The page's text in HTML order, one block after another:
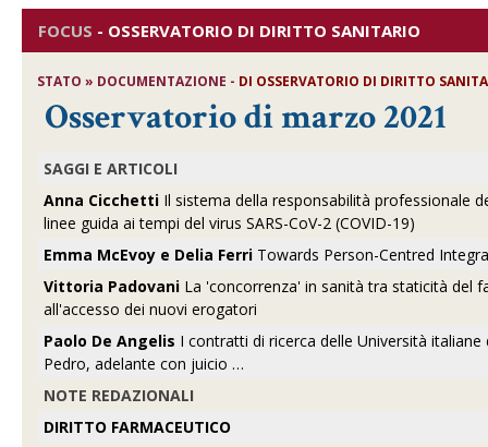
FOCUS - OSSERVATORIO DI DIRITTO SANITARIO
STATO » DOCUMENTAZIONE - DI OSSERVATORIO DI DIRITTO
Osservatorio di marzo 2021
SAGGI E ARTICOLI
Anna CicchettiIl sistema della responsabilità professionale
linee guida ai tempi del virus SARS-CoV-2 (COVID-19)
Emma McEvoy e Delia FerriTowards Person-Centred
Vittoria PadovaniLa 'concorrenza' in sanità tra staticità del
all'accesso dei nuovi erogatori
Paolo De Angelis I contratti di ricerca delle Università italiane
Pedro, adelante con juicio …
NOTE REDAZIONALI
DIRITTO FARMACEUTICO